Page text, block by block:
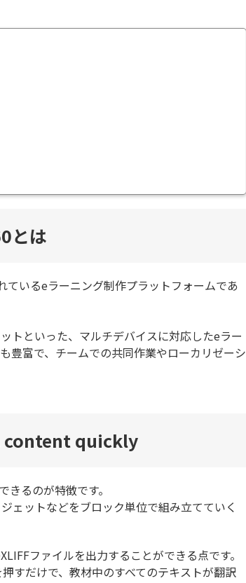
とは
いるeラーニング制作プラットフォームであ
トといった、マルチデバイスに対応したeラー
豊富で、チームでの共同作業やローカリゼーシ
quickly
るのが特徴です。
ェットなどをブロック単位で組み立てていく
ファイルを出力することができる点です。
すだけで、教材中のすべてのテキストが翻訳